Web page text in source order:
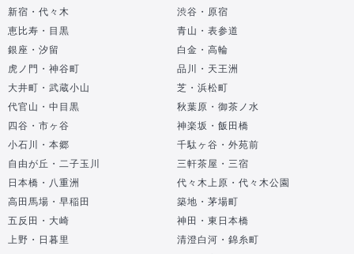
新宿・代々木
渋谷・原宿
恵比寿・目黒
青山・表参道
銀座・汐留
白金・高輪
虎ノ門・神谷町
品川・天王洲
大井町・武蔵小山
芝・浜松町
代官山・中目黒
秋葉原・御茶ノ水
四谷・市ヶ谷
神楽坂・飯田橋
小石川・本郷
千駄ヶ谷・外苑前
自由が丘・二子玉川
三軒茶屋・三宿
日本橋・八重洲
代々木上原・代々木公園
高田馬場・早稲田
築地・茅場町
五反田・大崎
神田・東日本橋
上野・日暮里
清澄白河・錦糸町